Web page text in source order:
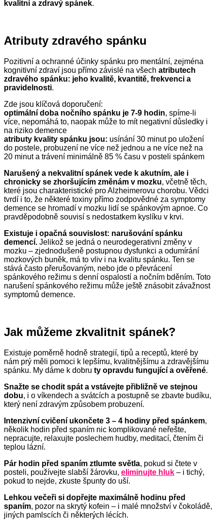
kvalitní a zdravý spánek.
Atributy zdravého spánku
Pozitivní a ochranné účinky spánku pro mentální, zejména
kognitivní zdraví jsou přímo závislé na všech atributech
zdravého spánku: jeho kvalitě, kvantitě, frekvenci a
pravidelnosti.
Zde jsou klíčová doporučení:
optimální doba nočního spánku je 7-9 hodin, spíme-li
více, nepomáhá to, naopak může to mít negativní důsledky i
na riziko demence
atributy kvality spánku jsou: usínání 30 minut po uložení
do postele, probuzení ne více než jednou a ne více než na
20 minut a trávení minimálně 85 % času v posteli spánkem
Narušený a nekvalitní spánek vede k akutním, ale i
chronicky se zhoršujícím změnám v mozku, včetně těch,
které jsou charakteristické pro Alzheimerovu chorobu. Vědci
tvrdí i to, že některé toxiny přímo zodpovědné za symptomy
demence se hromadí v mozku lidí se spánkovým apnoe. Co
pravděpodobně souvisí s nedostatkem kyslíku v krvi.
Existuje i opačná souvislost: narušování spánku
demencí. Jelikož se jedná o neurodegerativní změny v
mozku – zjednodušeně postupnou dysfunkci a odumírání
mozkových buněk, má to vliv i na kvalitu spánku. Ten se
stává často přerušovaným, nebo jde o převrácení
spánkového režimu s denní ospalostí a nočním bděním. Toto
narušení spánkového režimu může ještě znásobit závažnost
symptomů demence.
Jak můžeme zkvalitnit spánek?
Existuje poměrně hodně strategií, tipů a receptů, které by
nám prý měli pomoci k lepšímu, kvalitnějšímu a zdravějšímu
spánku. My dáme k dobru ty opravdu fungující a ověřené.
Snažte se chodit spát a vstávejte přibližně ve stejnou
dobu, i o víkendech a svátcích a postupně se zbavte budíku,
který není zdravým způsobem probuzení.
ntenzivní cvičení ukončete 3 – 4 hodiny před spánkem,
několik hodin před spaním nic komplikované neřešte,
nepracujte, relaxujte poslechem hudby, meditací, čtením či
teplou lázní.
Pár hodin před spaním ztlumte světla, pokud si čtete v
posteli, používejte slabší žárovku, eliminujte hluk – i tichý,
pokud to nejde, zkuste špunty do uší.
Lehkou večeři si dopřejte maximálně hodinu před
spaním, pozor na skrytý kofein – i malé množství v čokoládě,
jiných pamlscích či některých lécích.